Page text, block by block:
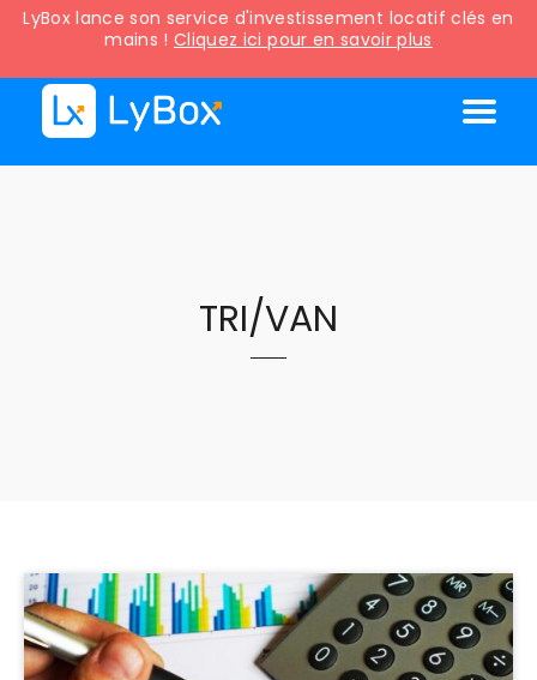
LyBox lance son service d'investissement locatif clés en
mains ! Cliquez ici pour en savoir plus
TRI/VAN